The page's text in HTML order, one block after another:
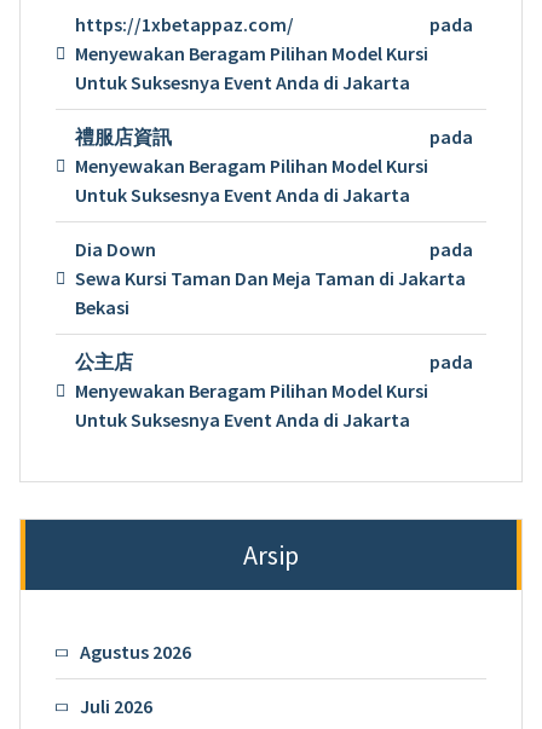
https://1xbetappaz.com/
pada
Menyewakan Beragam Pilihan Model Kursi
Untuk Suksesnya Event Anda di Jakarta
禮服店資訊
pada
Menyewakan Beragam Pilihan Model Kursi
Untuk Suksesnya Event Anda di Jakarta
Dia Down
pada
Sewa Kursi Taman Dan Meja Taman di Jakarta
Bekasi
公主店
pada
Menyewakan Beragam Pilihan Model Kursi
Untuk Suksesnya Event Anda di Jakarta
Arsip
Agustus 2026
Juli 2026